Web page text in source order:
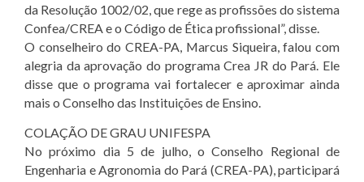
da Resolução 1002/02, que rege as profissões do sistema
Confea/CREA e o Código de Ética profissional”, disse.
O conselheiro do CREA-PA, Marcus Siqueira, falou com
alegria da aprovação do programa Crea JR do Pará. Ele
disse que o programa vai fortalecer e aproximar ainda
mais o Conselho das Instituições de Ensino.
COLAÇÃO DE GRAU UNIFESPA
No próximo dia 5 de julho, o Conselho Regional de
Engenharia e Agronomia do Pará (CREA-PA), participará